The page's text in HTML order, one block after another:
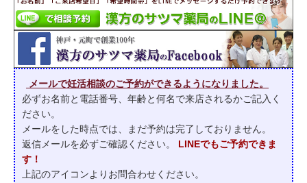
メールで妊活相談のご予約ができるようになりました。
必ずお名前と電話番号、年齢と何名で来店されるかご記入く
ださい。
メールをした時点では、まだ予約は完了しておりません。
返信メールを必ずご確認ください。 LINEでもご予約できま
す！
上記のアイコンよりお問合わせください。